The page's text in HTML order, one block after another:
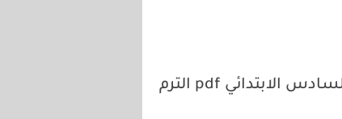
مراجعة السندباد شهر أكتوبر لغة عربية للصف السادس الابتدائي pdf الترم